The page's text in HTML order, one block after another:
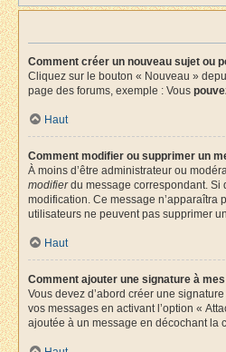
Comment créer un nouveau sujet ou
Cliquez sur le bouton « Nouveau »
page des forums, exemple : Vous
Haut
Comment modifier ou supprimer un
À moins d’être administrateur ou
modifierdu message correspondant. Si
modification. Ce message
utilisateurs ne peuvent pas supprimer
Haut
Comment ajouter une signature à
Vous devez d’abord créer une
vos messages en activant l’option «
ajoutée à un message en décochant la